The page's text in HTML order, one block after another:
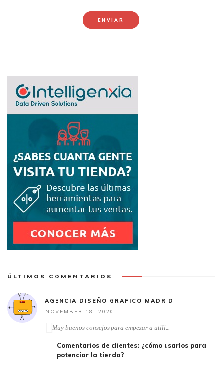
ENVIAR
ÚLTIMOS COMENTARIOS
AGENCIA DISEÑO GRAFICO MADRID
NOVEMBER 18, 2020
Muy buenos consejos para empezar a utili...
Comentarios de clientes: ¿cómo usarlos para
potenciar la tienda?